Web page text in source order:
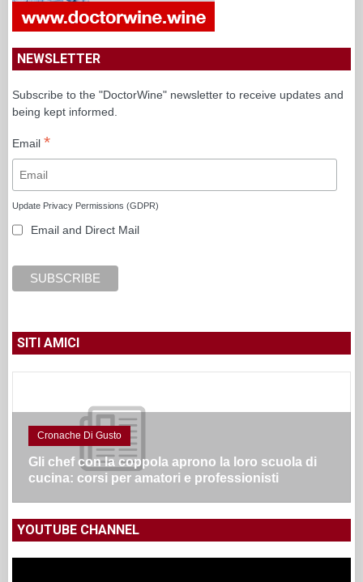
NEWSLETTER
Subscribe to the "DoctorWine" newsletter to receive updates and
being kept informed.
Email *
Update Privacy Permissions (GDPR)
Email and Direct Mail
SITI AMICI
Cronache Di Gusto
Gli chef con la coppola aprono la loro scuola di
cucina: corsi per amatori e professionisti
YOUTUBE CHANNEL